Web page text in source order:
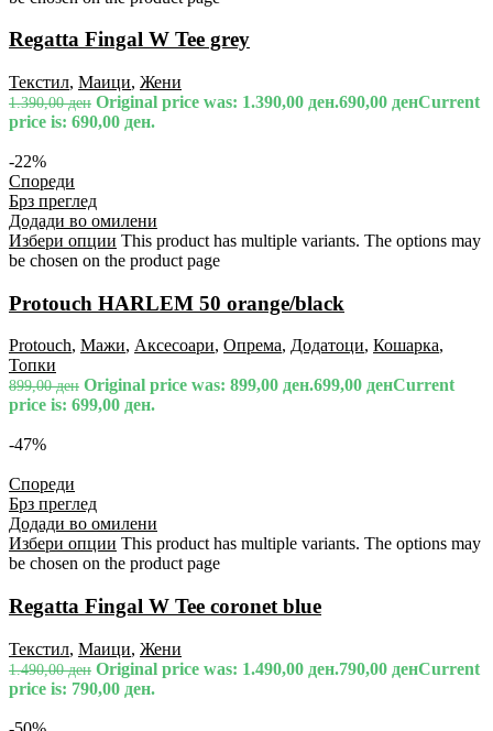
Regatta Fingal W Tee grey
Текстил, Маици, Жени
1.390,00ден Original price was: 1.390,00 ден.690,00 денCurrent
price is: 690,00 ден.
-22%
Спореди
Брз преглед
Додади во омилени
Избери опции This product has multiple variants. The options may
be chosen on the product page
Protouch HARLEM 50 orange/black
Protouch, Мажи, Аксесоари, Опрема, Додатоци, Кошарка,
Топки
899,00ден Original price was: 899,00 ден.699,00 денCurrent
price is: 699,00 ден.
-47%
Спореди
Брз преглед
Додади во омилени
Избери опции This product has multiple variants. The options may
be chosen on the product page
Regatta Fingal W Tee coronet blue
Текстил, Маици, Жени
1.490,00ден Original price was: 1.490,00 ден.790,00 денCurrent
price is: 790,00 ден.